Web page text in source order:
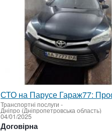
Транспортні послуги -
Дніпро (Дніпропетровська область)
04/01/2025
Договірна